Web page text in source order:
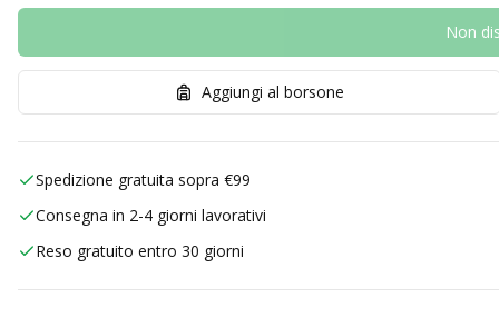
Non
Aggiungi al borsone
Spedizione gratuita sopra €99
Consegna in 2-4 giorni lavorativi
Reso gratuito entro 30 giorni